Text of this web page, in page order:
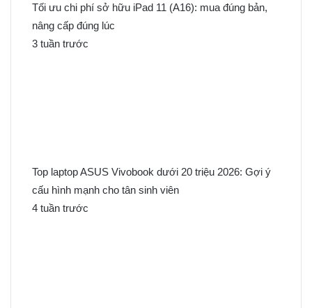
Tối ưu chi phí sở hữu iPad 11 (A16): mua đúng bản,
nâng cấp đúng lúc
3 tuần trước
Top laptop ASUS Vivobook dưới 20 triệu 2026: Gợi ý
cấu hình mạnh cho tân sinh viên
4 tuần trước